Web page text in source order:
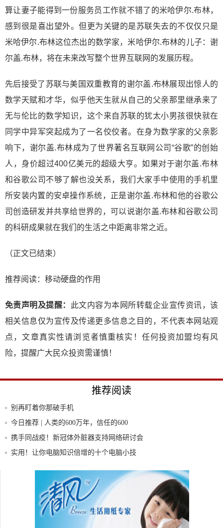
算让妻子能得到一份服务员工作就不错了的米哈伊尔.布林，
感到很是喜出望外。但更为关键的是苏联失去的不仅仅只是
米哈伊尔.布林这位杰出的数学家，米哈伊尔.布林的儿子：谢
尔盖.布林，将在未来改写整个世界互联网的发展历程。
先后接受了苏联与美国双重教育的谢尔盖.布林展现出惊人的
数学天赋和才华，似乎他天生就从自己的父亲那里继承来了
无与伦比的数学知识，这个来自苏联的犹太小男孩很快就在
同学中异军突起成为了一名佼佼者。在身为数学家的父亲影
响下，谢尔盖.布林成为了世界著名互联网公司“谷歌”的创始
人，身价超过400亿美元的超级大亨。如果对于谢尔盖.布林
和谷歌公司不够了解也没关系，我们大家手中使用的手机里
所安装内置的安卓操作系统，正是谢尔盖.布林和他的谷歌公
司创造研发并共享给世界的，可以说谢尔盖.布林和谷歌公司
的科研成果就在我们的生活之中距离非常之近。
（正文已结束）
推荐阅读： 移动硬盘的作用
免责声明及提醒：
此文内容为本网所转载企业宣传资讯，该
相关信息仅为宣传及传递更多信息之目的，不代表本网站观
点，文章真实性请浏览者慎重核实！任何投资加盟均有风
险，提醒广大民众投资需谨慎！
推荐阅读
别再盯着你那破手机
今日推荐 | 人类的600万年，信任的600
携手同战疫！新冠体外脏器支持网络研讨会
召开
实用！让你电脑知识倍增的十个电脑小技
闲鱼，一个普通人能抓住的机会